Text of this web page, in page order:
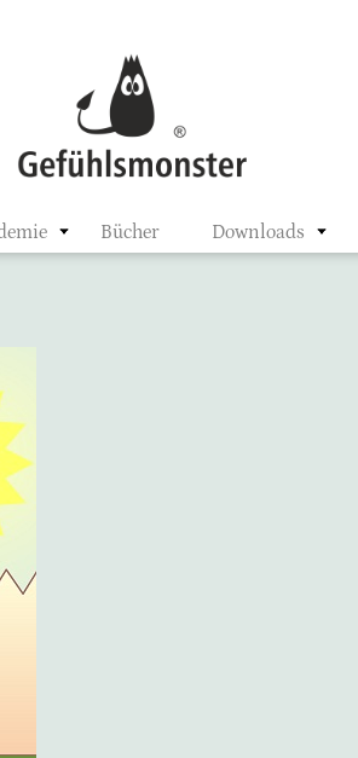
Bücher Downloads